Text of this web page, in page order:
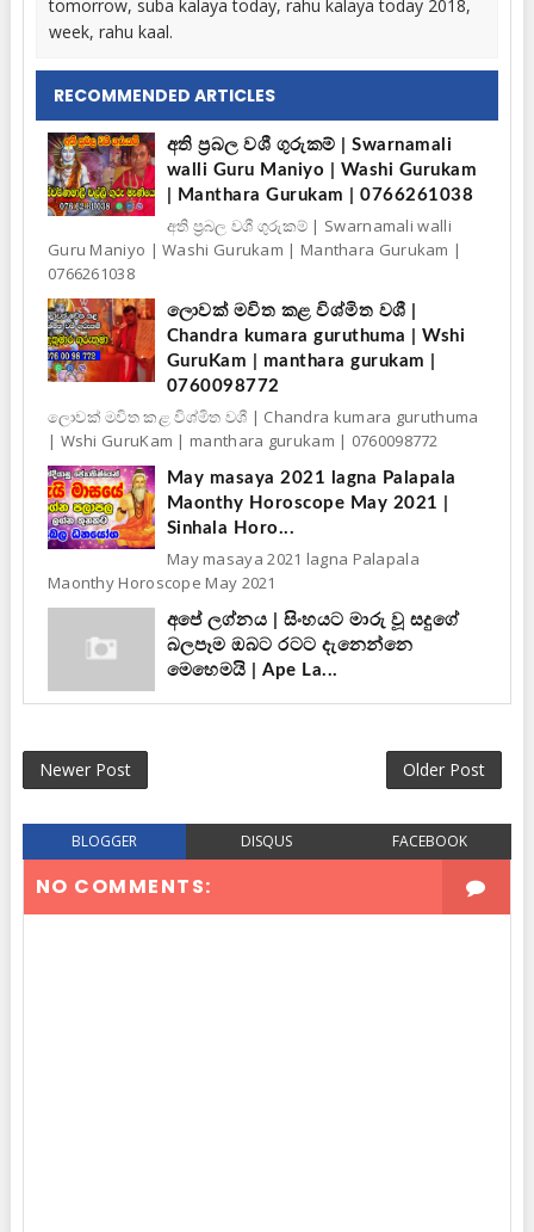
tomorrow, suba kalaya today, rahu kalaya today 2018,
week, rahu kaal.
RECOMMENDED ARTICLES
අති ප්‍රබල වශී ගුරුකම් | Swarnamali
walli Guru Maniyo | Washi Gurukam
| Manthara Gurukam | 0766261038
අති ප්‍රබල වශී ගුරුකම් | Swarnamali walli
Guru Maniyo | Washi Gurukam | Manthara Gurukam |
0766261038
ලොවක් මවිත කළ විශ්මිත වශී |
Chandra kumara guruthuma | Wshi
GuruKam | manthara gurukam |
0760098772
ලොවක් මවිත කළ විශ්මිත වශී | Chandra kumara guruthuma
| Wshi GuruKam | manthara gurukam | 0760098772
May masaya 2021 lagna Palapala
Maonthy Horoscope May 2021 |
Sinhala Horo...
May masaya 2021 lagna Palapala
Maonthy Horoscope May 2021
අපේ ලග්නය | සිංහයට මාරු වූ සදුගේ
බලපෑම ඔබට රටට දැනෙන්නෙ
මෙහෙමයි | Ape La...
Newer Post Older Post
BLOGGER DISQUS FACEBOOK
NO COMMENTS: